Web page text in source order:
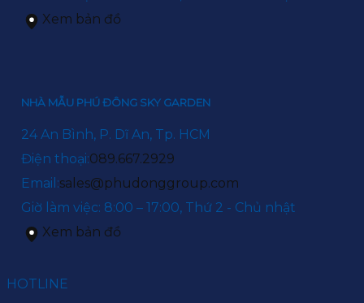
Xem bản đồ
NHÀ MẪU PHÚ ĐÔNG SKY GARDEN
24 An Bình, P. Dĩ An, Tp. HCM
Điện thoại:089.667.2929
Email:sales@phudonggroup.com
Giờ làm việc: 8:00 – 17:00, Thứ 2 - Chủ nhật
Xem bản đồ
HOTLINE